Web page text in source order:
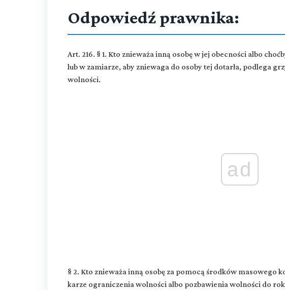
Odpowiedź prawnika:
Art. 216. § 1. Kto znieważa inną osobę w jej obecności albo
lub w zamiarze, aby zniewaga do osoby tej dotarła, podlega
wolności.
ad
§ 2. Kto znieważa inną osobę za pomocą środków masowego
karze ograniczenia wolności albo pozbawienia wolności do